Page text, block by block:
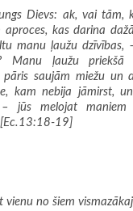
Dievs: ak, vai tām,
kas darina
manu ļaužu dzīvības,
Manu ļaužu
pāris saujām miežu un
kam nebija jāmirst,
– jūs melojat
[Ec.13:18-19]
vienu no šiem